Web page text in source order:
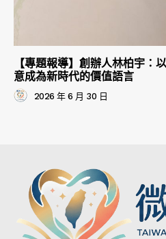
【專題報導】創辦人林柏宇：
意成為新時代的價值語言
2026 年 6 月 30 日